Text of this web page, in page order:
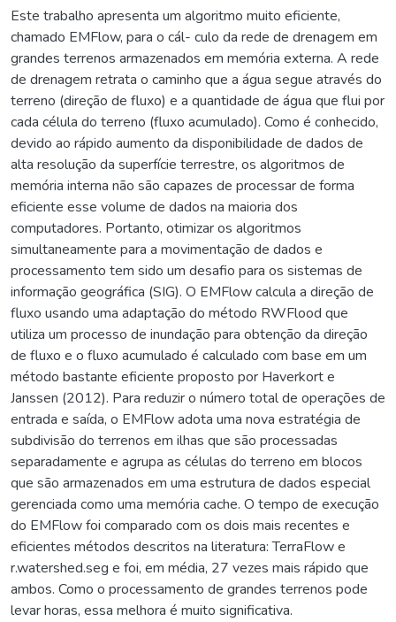
Este trabalho apresenta um algoritmo muito eficiente,
chamado EMFlow, para o cál- culo da rede de drenagem em
grandes terrenos armazenados em memória externa. A rede
de drenagem retrata o caminho que a água segue através do
terreno (direção de fluxo) e a quantidade de água que flui por
cada célula do terreno (fluxo acumulado). Como é conhecido,
devido ao rápido aumento da disponibilidade de dados de
alta resolução da superfície terrestre, os algoritmos de
memória interna não são capazes de processar de forma
eficiente esse volume de dados na maioria dos
computadores. Portanto, otimizar os algoritmos
simultaneamente para a movimentação de dados e
processamento tem sido um desafio para os sistemas de
informação geográfica (SIG). O EMFlow calcula a direção de
fluxo usando uma adaptação do método RWFlood que
utiliza um processo de inundação para obtenção da direção
de fluxo e o fluxo acumulado é calculado com base em um
método bastante eficiente proposto por Haverkort e
Janssen (2012). Para reduzir o número total de operações de
entrada e saída, o EMFlow adota uma nova estratégia de
subdivisão do terrenos em ilhas que são processadas
separadamente e agrupa as células do terreno em blocos
que são armazenados em uma estrutura de dados especial
gerenciada como uma memória cache. O tempo de execução
do EMFlow foi comparado com os dois mais recentes e
eficientes métodos descritos na literatura: TerraFlow e
r.watershed.seg e foi, em média, 27 vezes mais rápido que
ambos. Como o processamento de grandes terrenos pode
levar horas, essa melhora é muito significativa.